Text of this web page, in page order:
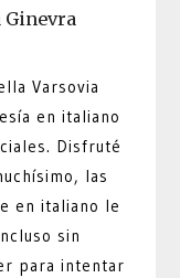
Ginevra
Varsovia
en italiano
Disfruté
las
en italiano le
sin
para intentar